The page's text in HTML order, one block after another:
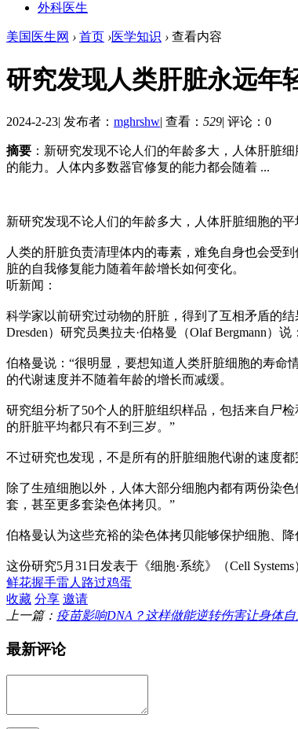
外科医生
美国医生网 › 首页 ›医学知识 › 查看内容
研究发现人类肝脏永远年
2024-2-23| 发布者： mghrshw| 查看： 529| 评论：0
摘要 ：新研究发现不论人们的年龄多大，人体肝脏
的能力。人体内多数器官修复的能力都会随着 ...
新研究发现不论人们的年龄多大，人体肝脏细胞的平
人类的肝脏负责清理体内的毒素，难免自身也会受
脏的自我修复能力随着年龄增长如何变化。
听新闻：
科学家以前研究过动物的肝脏，得到了互相矛盾的结
Dresden）研究员奥拉夫·伯格曼（Olaf Bergmann）
伯格曼说：“很明显，要想知道人类肝脏细胞的寿命
的代谢速度并不随着年龄的增长而减缓。
研究组分析了50个人的肝脏组织样品，包括来自尸
的肝脏平均都只有不到三岁。”
不过研究也发现，不是所有的肝脏细胞代谢的速度
除了生殖细胞以外，人体大部分细胞内都有两份染
套，甚至更多套染色体拷贝。”
伯格曼认为这些充裕的染色体拷贝能够保护细胞、降
这份研究5月31日发表于《细胞·系统》（Cell Systems
鲜花握手雷人 路过鸡蛋
收藏 分享 邀请
上一篇： 疫苗影响DNA？这样做能逆转伤害让身体自
最新评论